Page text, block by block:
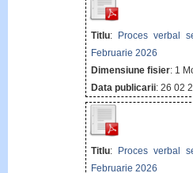
Titlu: Proces verbal
Februarie 2026
Dimensiune fisier: 1
Data publicarii: 26 02
Titlu:
Proces verbal
Februarie 2026